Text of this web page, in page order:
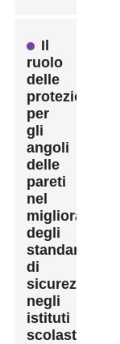
Il
ruolo
delle
protezioni
per
gli
angoli
delle
pareti
nel
miglioramento
degli
standard
di
sicurezza
negli
istituti
scolastici